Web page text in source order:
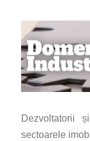
Dezvoltatorii
sectoarele